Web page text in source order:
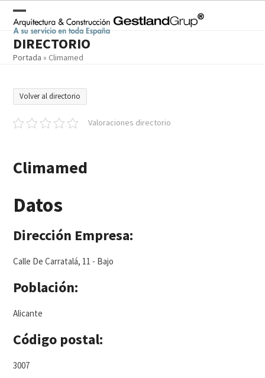
contentOpen
mobile
menu
Close
mobile
menu
DIRECTORIO
Portada » Climamed
Volver al directorio
Valoraciones directorio
Climamed
Datos
Dirección Empresa:
Calle De Carratalá, 11 - Bajo
Población:
Alicante
Código postal:
3007